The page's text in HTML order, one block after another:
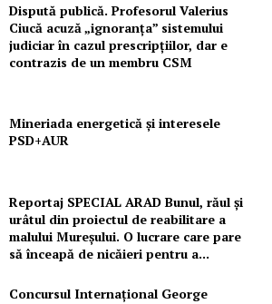
Dispută publică. Profesorul Valerius
Ciucă acuză „ignoranța” sistemului
judiciar în cazul prescripțiilor, dar e
contrazis de un membru CSM
Mineriada energetică și interesele
PSD+AUR
Reportaj SPECIAL ARAD Bunul, răul și
urâtul din proiectul de reabilitare a
malului Mureșului. O lucrare care pare
să înceapă de nicăieri pentru a...
Concursul Internațional George